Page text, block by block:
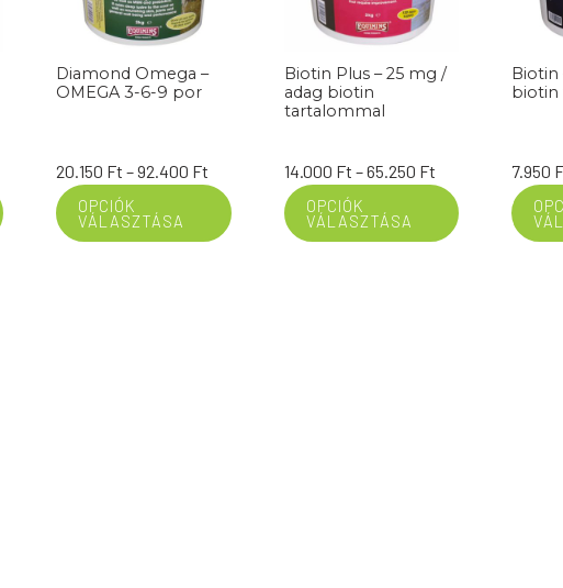
Ft
Ft
Diamond Omega –
OMEGA 3-6-9 por
20.150 Ft –92.400 FtÁrtartomány:
20.150 Ft
92.400 Ft
OPCIÓK
VÁLASZTÁSA
Biotin Plus – 25 mg /
adag biotin
tartalommal
14.000 Ft –65.250 FtÁrtartomány:
14.000 Ft
65.250 Ft
OPCIÓK
VÁLASZTÁSA
Biotin
biotin
7.950